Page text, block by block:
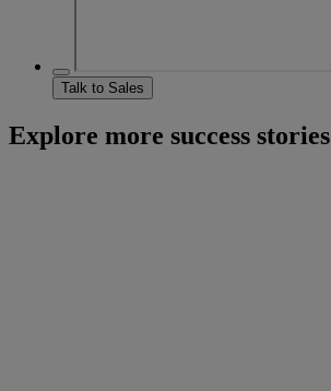
Talk to Sales
Explore more success stories